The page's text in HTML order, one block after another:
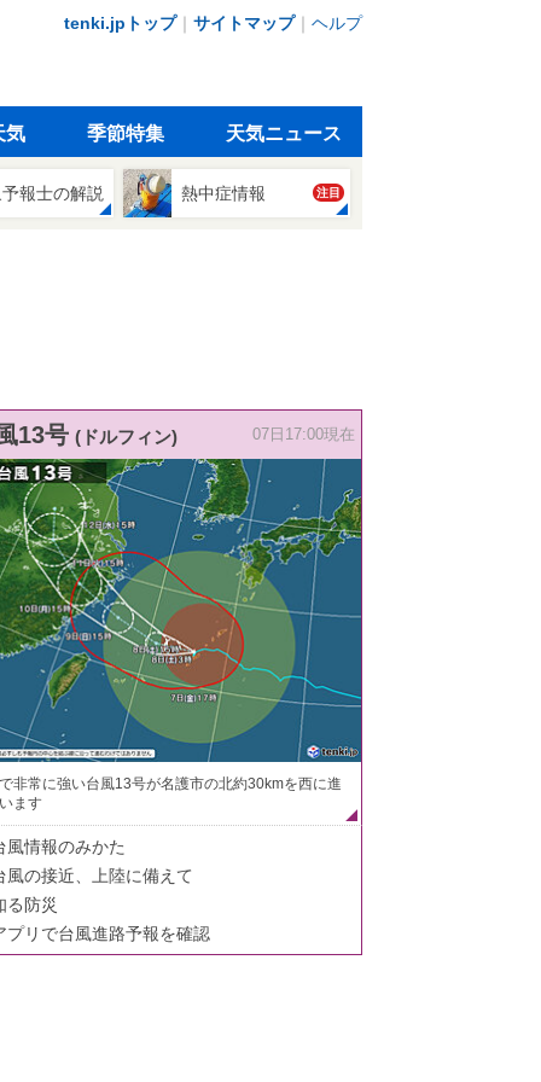
tenki.jpトップ｜ サイトマップ｜ ヘルプ
気 季節特集 天気ニュース
報士の解説 熱中症情報 注目
13号 (ドルフィン) 07日17:00現在
非常に強い台風13号が名護市の北約30kmを西に進
ます
風情報のみかた
風の接近、上陸に備えて
る防災
プリで台風進路予報を確認